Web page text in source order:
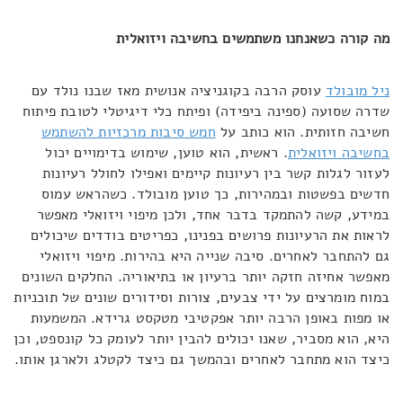
מה קורה כשאנחנו משתמשים בחשיבה ויזואלית
ניל מובולד עוסק הרבה בקוגניציה אנושית מאז שבנו נולד עם
שדרה שסועה (ספינה ביפידה) ופיתח כלי דיגיטלי לטובת פיתוח
חשיבה חזותית. הוא כותב על חמש סיבות מרכזיות להשתמש
בחשיבה ויזואלית. ראשית, הוא טוען, שימוש בדימויים יכול
לעזור לגלות קשר בין רעיונות קיימים ואפילו לחולל רעיונות
חדשים בפשטות ובמהירות, כך טוען מובולד. כשהראש עמוס
במידע, קשה להתמקד בדבר אחד, ולכן מיפוי ויזואלי מאפשר
לראות את הרעיונות פרושים בפנינו, כפריטים בודדים שיכולים
גם להתחבר לאחרים. סיבה שנייה היא בהירות. מיפוי ויזואלי
מאפשר אחיזה חזקה יותר ברעיון או בתיאוריה. החלקים השונים
במוח מומרצים על ידי צבעים, צורות וסידורים שונים של תוכניות
או מפות באופן הרבה יותר אפקטיבי מטקסט גרידא. המשמעות
היא, הוא מסביר, שאנו יכולים להבין יותר לעומק כל קונספט, וכן
כיצד הוא מתחבר לאחרים ובהמשך גם כיצד לקטלג ולארגן אותו.